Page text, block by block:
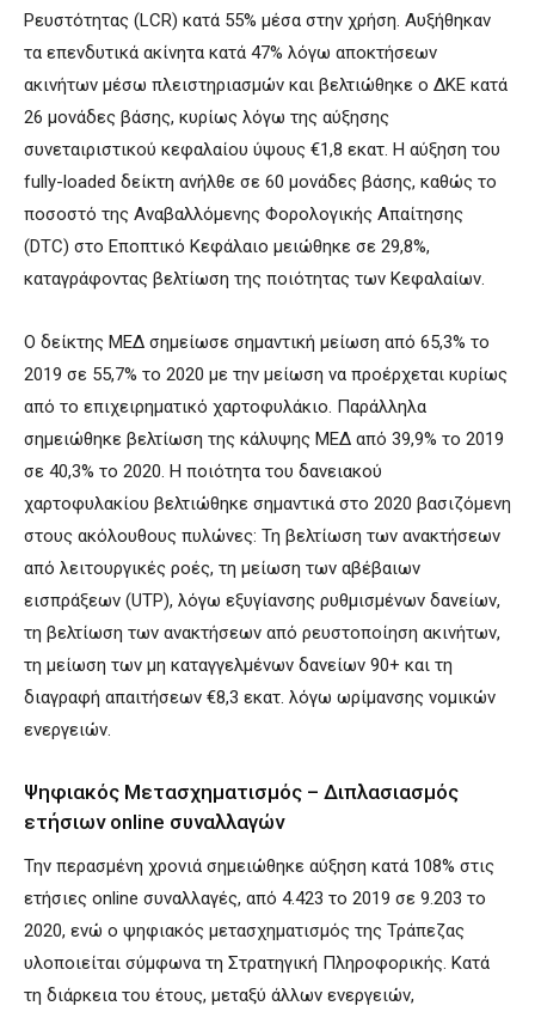
Ρευστότητας (LCR) κατά 55% μέσα στην χρήση. Αυξήθηκαν
τα επενδυτικά ακίνητα κατά 47% λόγω αποκτήσεων
ακινήτων μέσω πλειστηριασμών και βελτιώθηκε ο ΔΚΕ κατά
26 μονάδες βάσης, κυρίως λόγω της αύξησης
συνεταιριστικού κεφαλαίου ύψους €1,8 εκατ. Η αύξηση του
fully-loaded δείκτη ανήλθε σε 60 μονάδες βάσης, καθώς το
ποσοστό της Αναβαλλόμενης Φορολογικής Απαίτησης
(DTC) στο Εποπτικό Κεφάλαιο μειώθηκε σε 29,8%,
καταγράφοντας βελτίωση της ποιότητας των Κεφαλαίων.
Ο δείκτης ΜΕΔ σημείωσε σημαντική μείωση από 65,3% το
2019 σε 55,7% το 2020 με την μείωση να προέρχεται κυρίως
από το επιχειρηματικό χαρτοφυλάκιο. Παράλληλα
σημειώθηκε βελτίωση της κάλυψης ΜΕΔ από 39,9% το 2019
σε 40,3% το 2020. Η ποιότητα του δανειακού
χαρτοφυλακίου βελτιώθηκε σημαντικά στο 2020 βασιζόμενη
στους ακόλουθους πυλώνες: Τη βελτίωση των ανακτήσεων
από λειτουργικές ροές, τη μείωση των αβέβαιων
εισπράξεων (UTP), λόγω εξυγίανσης ρυθμισμένων δανείων,
τη βελτίωση των ανακτήσεων από ρευστοποίηση ακινήτων,
τη μείωση των μη καταγγελμένων δανείων 90+ και τη
διαγραφή απαιτήσεων €8,3 εκατ. λόγω ωρίμανσης νομικών
ενεργειών.
Ψηφιακός Μετασχηματισμός – Διπλασιασμός
ετήσιων οnline συναλλαγών
Την περασμένη χρονιά σημειώθηκε αύξηση κατά 108% στις
ετήσιες online συναλλαγές, από 4.423 το 2019 σε 9.203 το
2020, ενώ ο ψηφιακός μετασχηματισμός της Τράπεζας
υλοποιείται σύμφωνα τη Στρατηγική Πληροφορικής. Κατά
τη διάρκεια του έτους, μεταξύ άλλων ενεργειών,